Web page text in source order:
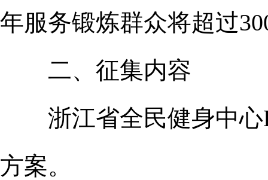
年服务锻炼群众将超过
二、征集内容
浙江省全民健身中心
方案。